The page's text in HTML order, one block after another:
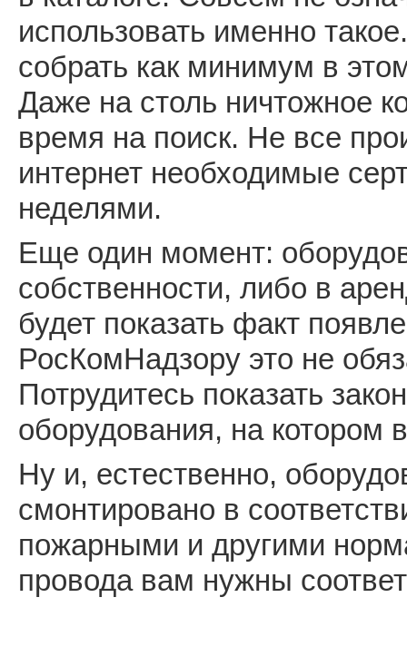
использовать именно
собрать как минимум в
Даже на столь ничтожное
время на поиск. Не все
интернет необходимые
неделями.
Еще один момент:
собственности, либо в
будет показать факт
РосКомНадзору это не
Потрудитесь показать
оборудования, на котором
Ну и, естественно,
смонтировано в
пожарными и другими
провода вам нужны